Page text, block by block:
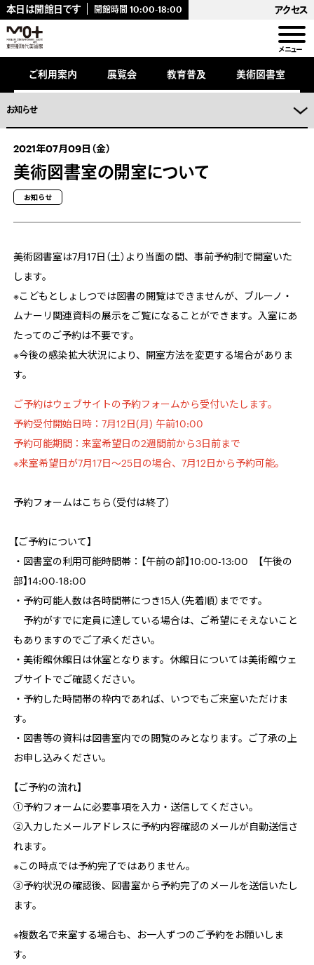
本日は開館日です 開館時間10:00-18:00 アクセス
メニュー
ご利用案内 展覧会 教育普及 美術図書室
お知らせ
2021年07月09日（金）
美術図書室の開室について
お知らせ
美術図書室は7月17日（土）より当面の間、事前予約制で開室いた
します。
※こどもとしょしつでは図書の閲覧はできませんが、ブルーノ・
ムナーリ関連資料の展示をご覧になることができます。入室にあ
たってのご予約は不要です。
※今後の感染拡大状況により、開室方法を変更する場合がありま
す。
ご予約はウェブサイトの予約フォームから受付いたします。
予約受付開始日時：7月12日(月) 午前10:00
予約可能期間：来室希望日の2週間前から3日前まで
※来室希望日が7月17日～25日の場合、7月12日から予約可能。
予約フォームはこちら（受付は終了）
【ご予約について】
・図書室の利用可能時間帯：【午前の部】10:00-13:00 【午後の
部】14:00-18:00
・予約可能人数は各時間帯につき15人（先着順）までです。
予約がすでに定員に達している場合は、ご希望にそえないこと
もありますのでご了承ください。
・美術館休館日は休室となります。休館日については美術館ウェ
ブサイトでご確認ください。
・予約した時間帯の枠内であれば、いつでもご来室いただけま
す。
・図書等の資料は図書室内での閲覧のみとなります。ご了承の上
お申し込みください。
【ご予約の流れ】
①予約フォームに必要事項を入力・送信してください。
②入力したメールアドレスに予約内容確認のメールが自動送信さ
れます。
※この時点では予約完了ではありません。
③予約状況の確認後、図書室から予約完了のメールを送信いたし
ます。
※複数名で来室する場合も、お一人ずつのご予約をお願いしま
す。